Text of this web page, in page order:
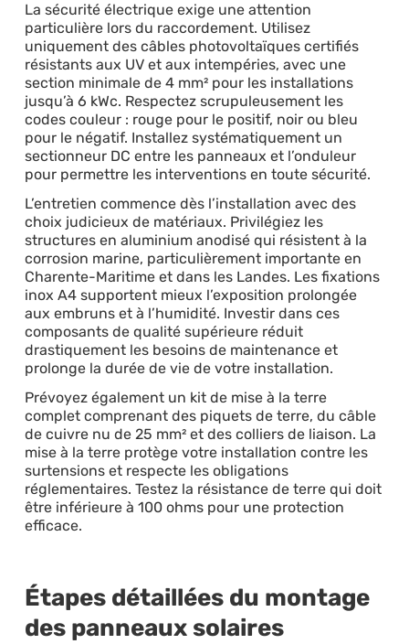
La sécurité électrique exige une attention
particulière lors du raccordement. Utilisez
uniquement des câbles photovoltaïques certifiés
résistants aux UV et aux intempéries, avec une
section minimale de 4 mm² pour les installations
jusqu’à 6 kWc. Respectez scrupuleusement les
codes couleur : rouge pour le positif, noir ou bleu
pour le négatif. Installez systématiquement un
sectionneur DC entre les panneaux et l’onduleur
pour permettre les interventions en toute sécurité.
L’entretien commence dès l’installation avec des
choix judicieux de matériaux. Privilégiez les
structures en aluminium anodisé qui résistent à la
corrosion marine, particulièrement importante en
Charente-Maritime et dans les Landes. Les fixations
inox A4 supportent mieux l’exposition prolongée
aux embruns et à l’humidité. Investir dans ces
composants de qualité supérieure réduit
drastiquement les besoins de maintenance et
prolonge la durée de vie de votre installation.
Prévoyez également un kit de mise à la terre
complet comprenant des piquets de terre, du câble
de cuivre nu de 25 mm² et des colliers de liaison. La
mise à la terre protège votre installation contre les
surtensions et respecte les obligations
réglementaires. Testez la résistance de terre qui doit
être inférieure à 100 ohms pour une protection
efficace.
Étapes détaillées du montage
des panneaux solaires